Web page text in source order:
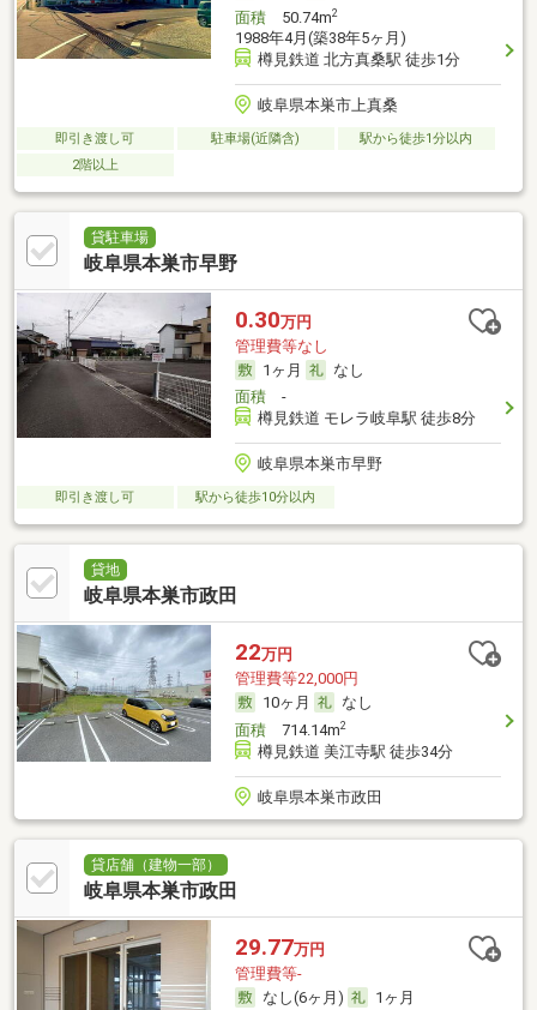
面積50.74m2
1988年4月(築38年5ヶ月)
樽見鉄道 北方真桑駅 徒歩1分
岐阜県本巣市上真桑
即引き渡し可 駐車場(近隣含)
駅から徒歩1分以内
2階以上
貸駐車場
岐阜県本巣市早野
0.30万円
管理費等なし
1ヶ月
なし
面積-
樽見鉄道 モレラ岐阜駅 徒歩8分
岐阜県本巣市早野
即引き渡し可 駅から徒歩10分以内
貸地
岐阜県本巣市政田
22万円
管理費等22,000円
10ヶ月
なし
面積714.14m2
樽見鉄道 美江寺駅 徒歩34分
岐阜県本巣市政田
貸店舗（建物一部）
岐阜県本巣市政田
29.77万円
管理費等-
なし(6ヶ月)
1ヶ月